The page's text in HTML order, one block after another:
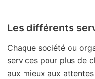
Les différents
Chaque société ou
services pour plus de
aux mieux aux